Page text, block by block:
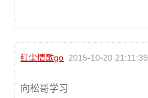
红尘情歌go 2015-10-20 21:11:39
向松哥学习